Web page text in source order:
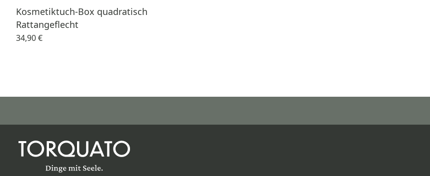
Kosmetiktuch-Box quadratisch
Rattangeflecht
34,90 €